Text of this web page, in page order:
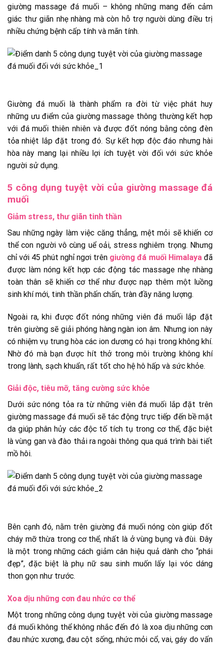
giường massage đá muối – không những mang đến cảm
giác thư giãn nhẹ nhàng mà còn hỗ trợ người dùng điều trị
nhiều chứng bệnh cấp tính và mãn tính.
Giường đá muối là thành phẩm ra đời từ việc phát huy
những ưu điểm của giường massage thông thường kết hợp
với đá muối thiên nhiên và được đốt nóng bằng công đèn
tỏa nhiệt lắp đặt trong đó. Sự kết hợp độc đáo nhưng hài
hòa này mang lại nhiều lợi ích tuyệt vời đối với sức khỏe
người sử dụng.
5 công dụng tuyệt vời của giường massage đá
muối
Giảm stress, thư giãn tinh thần
Sau những ngày làm việc căng thẳng, mệt mỏi sẽ khiến cơ
thể con người vô cùng uể oải, stress nghiêm trọng. Nhưng
chỉ với 45 phút nghỉ ngơi trên giường đá muối Himalayađã
được làm nóng kết hợp các động tác massage nhẹ nhàng
toàn thân sẽ khiến cơ thể như được nạp thêm một luồng
sinh khí mới, tinh thần phấn chấn, tràn đầy năng lượng.
Ngoài ra, khi được đốt nóng những viên đá muối lắp đặt
trên giường sẽ giải phóng hàng ngàn ion âm. Nhưng ion này
có nhiệm vụ trung hòa các ion dương có hại trong không khí.
Nhờ đó mà bạn được hít thở trong môi trường không khí
trong lành, sạch khuẩn, rất tốt cho hệ hô hấp và sức khỏe.
Giải độc, tiêu mỡ, tăng cường sức khỏe
Dưới sức nóng tỏa ra từ những viên đá muối lắp đặt trên
giường massage đá muối sẽ tác động trực tiếp đến bề mặt
da giúp phân hủy các độc tố tích tụ trong cơ thể, đặc biệt
là vùng gan và đào thải ra ngoài thông qua quá trình bài tiết
mồ hôi.
Bên cạnh đó, nằm trên giường đá muối nóng còn giúp đốt
cháy mỡ thừa trong cơ thể, nhất là ở vùng bụng và đùi. Đây
là một trong những cách giảm cân hiệu quả dành cho “phái
đẹp”, đặc biệt là phụ nữ sau sinh muốn lấy lại vóc dáng
thon gọn như trước.
Xoa dịu những cơn đau nhức cơ thể
Một trong những công dụng tuyệt vời của giường massage
đá muối không thể không nhắc đến đó là xoa dịu những cơn
đau nhức xương, đau cột sống, nhức mỏi cổ, vai, gáy do vấn